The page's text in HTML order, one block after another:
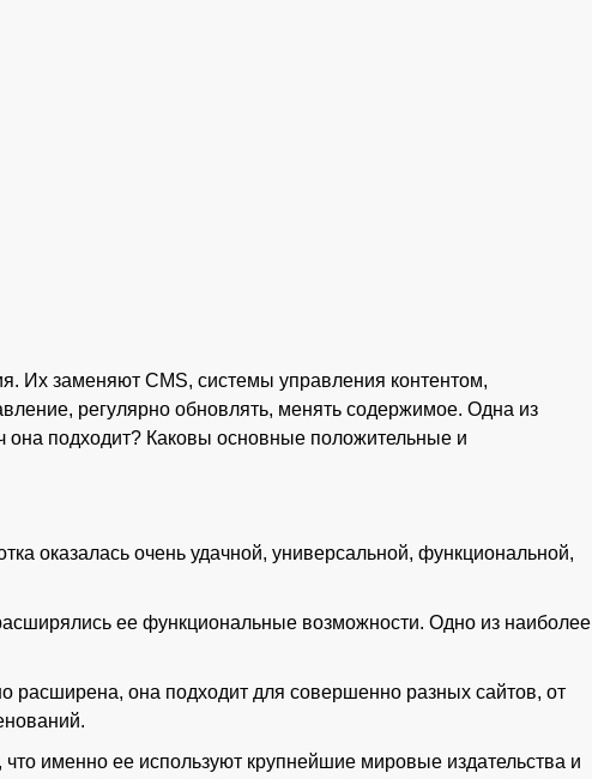
Их заменяют CMS, системы управления контентом,
регулярно обновлять, менять содержимое. Одна из
подходит? Каковы основные положительные и
оказалась очень удачной, универсальной, функциональной,
ее функциональные возможности. Одно из наиболее
расширена, она подходит для совершенно разных сайтов, от
именно ее используют крупнейшие мировые издательства и